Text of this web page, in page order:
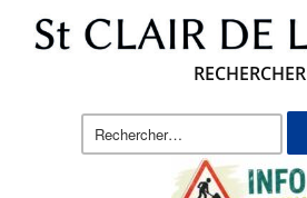
RECHERCHER
Rechercher :